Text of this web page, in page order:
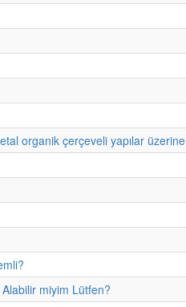
organik çerçeveli yapılar üzerine
miyim Lütfen?